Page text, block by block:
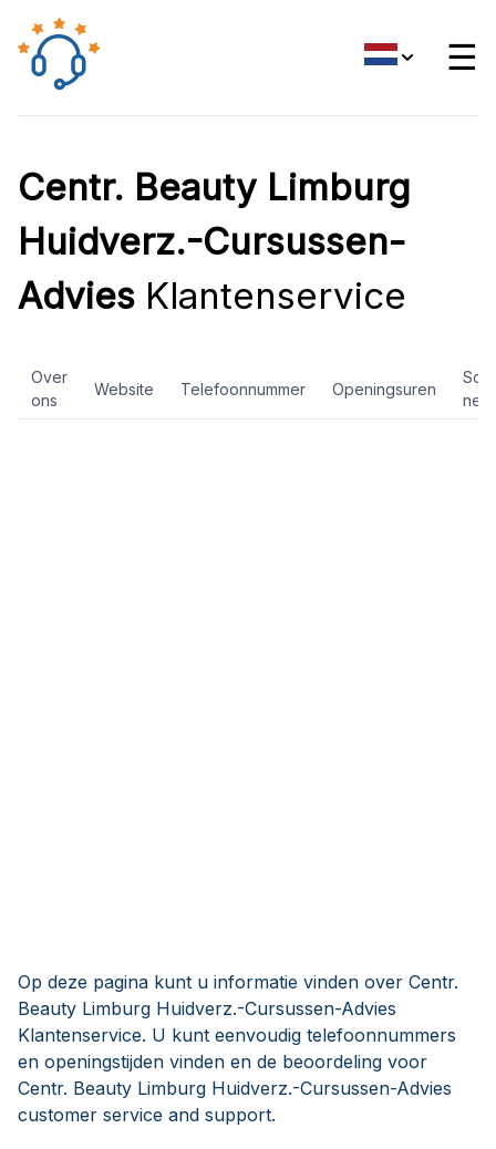
☰
Centr. Beauty Limburg
Huidverz.-Cursussen-
Advies Klantenservice
Over
ons
Website Telefoonnummer Openingsuren
Op deze pagina kunt u informatie vinden over Centr.
Beauty Limburg Huidverz.-Cursussen-Advies
Klantenservice. U kunt eenvoudig telefoonnummers
en openingstijden vinden en de beoordeling voor
Centr. Beauty Limburg Huidverz.-Cursussen-Advies
customer service and support.